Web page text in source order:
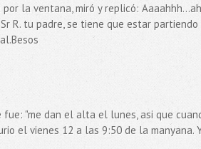
la ventana, miró y replicó:
R. tu padre, se tiene que estar
"me dan el alta el lunes, asi que
el vienes 12 a las 9:50 de la manyana.